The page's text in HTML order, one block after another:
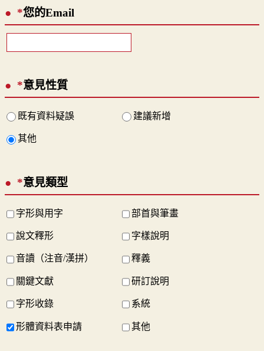
*您的Email
*意見性質
既有資料疑誤 建議新增
其他
*意見類型
字形與用字 部首與筆畫
說文釋形 字樣說明
音讀（注音/漢拼） 釋義
關鍵文獻 研訂說明
字形收錄 系統
形體資料表申請 其他